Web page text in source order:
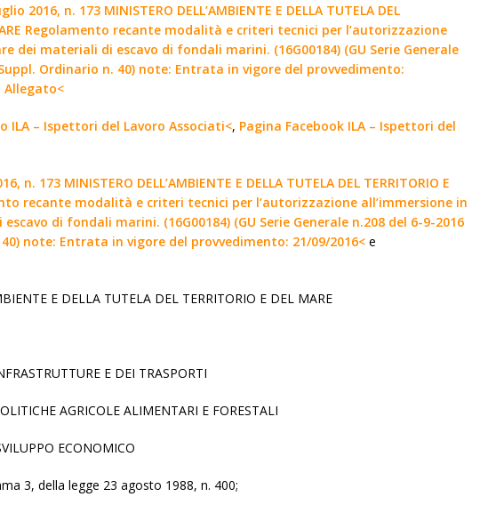
2016, n. 173 MINISTERO DELL’AMBIENTE E DELLA TUTELA DEL
Regolamento recante modalità e criteri tecnici per l’autorizzazione
dei materiali di escavo di fondali marini. (16G00184) (GU Serie Generale
Ordinario n. 40) note: Entrata in vigore del provvedimento:
Allegato<
ILA – Ispettori del Lavoro Associati<, Pagina Facebook ILA – Ispettori del
n. 173 MINISTERO DELL’AMBIENTE E DELLA TUTELA DEL TERRITORIO E
recante modalità e criteri tecnici per l’autorizzazione all’immersione in
di fondali marini. (16G00184) (GU Serie Generale n.208 del 6-9-2016
note: Entrata in vigore del provvedimento: 21/09/2016< e
E DELLA TUTELA DEL TERRITORIO E DEL MARE
E DEI TRASPORTI
AGRICOLE ALIMENTARI E FORESTALI
ECONOMICO
3, della legge 23 agosto 1988, n. 400;